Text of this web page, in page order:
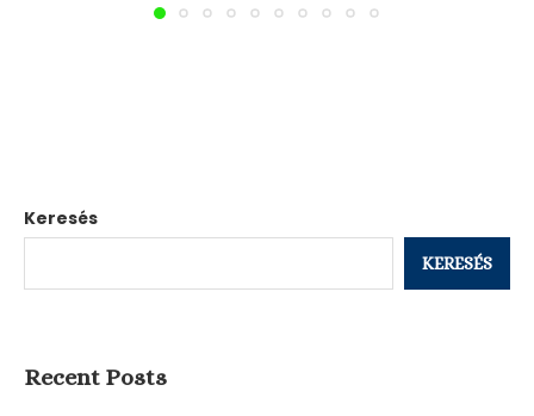
Keresés
KERESÉS
Recent Posts